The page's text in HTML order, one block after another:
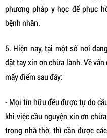
phương pháp y học để phục
bệnh nhân.
5. Hiện nay, tại một số nơi
đặt tay xin ơn chữa lành. Về
mấy điểm sau đây:
- Mọi tín hữu đều được tự do
khi việc cầu nguyện xin ơn
trong nhà thờ, thì cần được